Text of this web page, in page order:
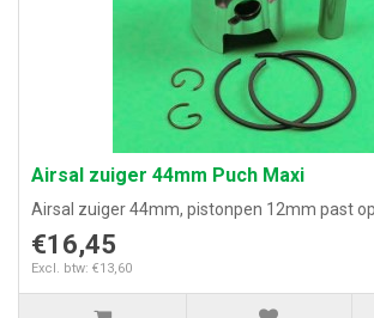
Airsal zuiger 44mm Puch Maxi
Airsal zuiger 44mm, pistonpen 12mm past op
€16,45
Excl. btw: €13,60